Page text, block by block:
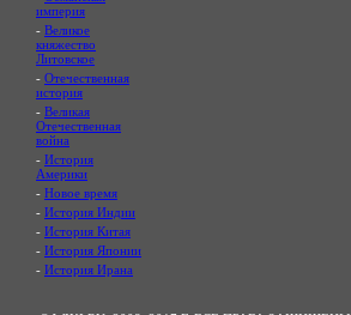
империя
- Великое
княжество
Литовское
- Отечественная
история
- Великая
Отечественная
война
- История
Америки
- Новое время
- История Индии
- История Китая
- История Японии
- История Ирана